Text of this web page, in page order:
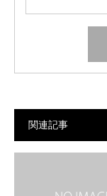
関連記事